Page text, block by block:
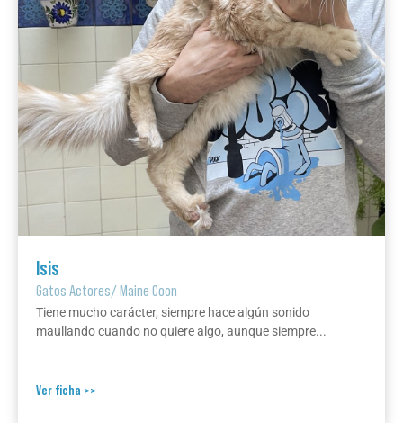
Isis
Gatos Actores/Maine Coon
Tiene mucho carácter, siempre hace algún sonido
maullando cuando no quiere algo, aunque siempre...
Ver ficha >>